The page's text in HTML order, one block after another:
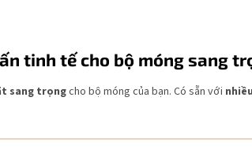
tinh tế cho bộ móng sang
sang trọngcho bộ móng của bạn. Có sẵn với